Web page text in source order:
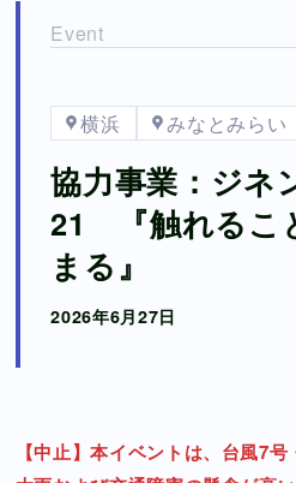
Online Shop
Support
Contact
Event
横浜 みなとみらい
協力事業：ジネ
21 『触れるこ
まる』
2026年6月27日
【中止】本イベントは、台風7